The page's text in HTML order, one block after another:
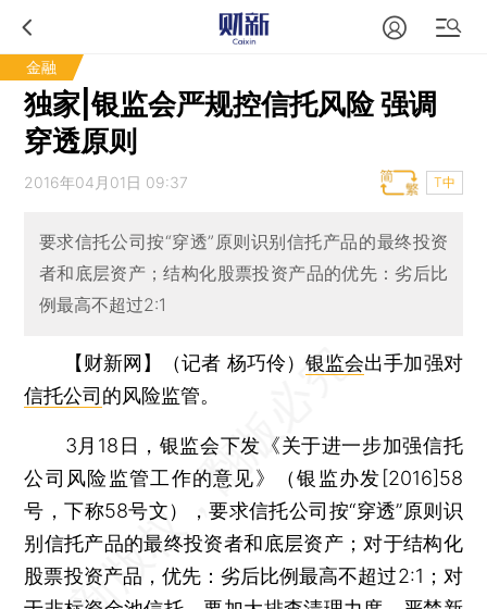
金融
独家|银监会严规控信托风险 强调
穿透原则
2016年04月01日 09:37 T中
要求信托公司按“穿透”原则识别信托产品的最终投资
者和底层资产；结构化股票投资产品的优先：劣后比
例最高不超过2:1
【财新网】（记者 杨巧伶） 银监会出手加强对
信托公司 的风险监管。
3月18日，银监会下发《关于进一步加强信托
公司风险监管工作的意见》（银监办发[2016]58
号，下称58号文），要求信托公司按“穿透”原则识
别信托产品的最终投资者和底层资产；对于结构化
股票投资产品，优先：劣后比例最高不超过2:1；对